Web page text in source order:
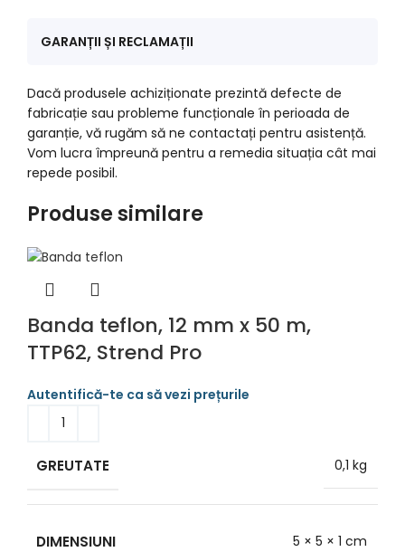
GARANȚII ȘI RECLAMAȚII
Dacă produsele achiziționate prezintă defecte de
fabricație sau probleme funcționale în perioada de
garanție, vă rugăm să ne contactați pentru asistență.
Vom lucra împreună pentru a remedia situația cât mai
repede posibil.
Produse similare
Banda teflon, 12 mm x 50 m,
TTP62, Strend Pro
GREUTATE 0,1 kg
DIMENSIUNI 5 × 5 × 1 cm